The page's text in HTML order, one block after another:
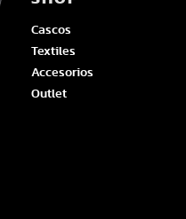
Cascos
Textiles
Accesorios
Outlet